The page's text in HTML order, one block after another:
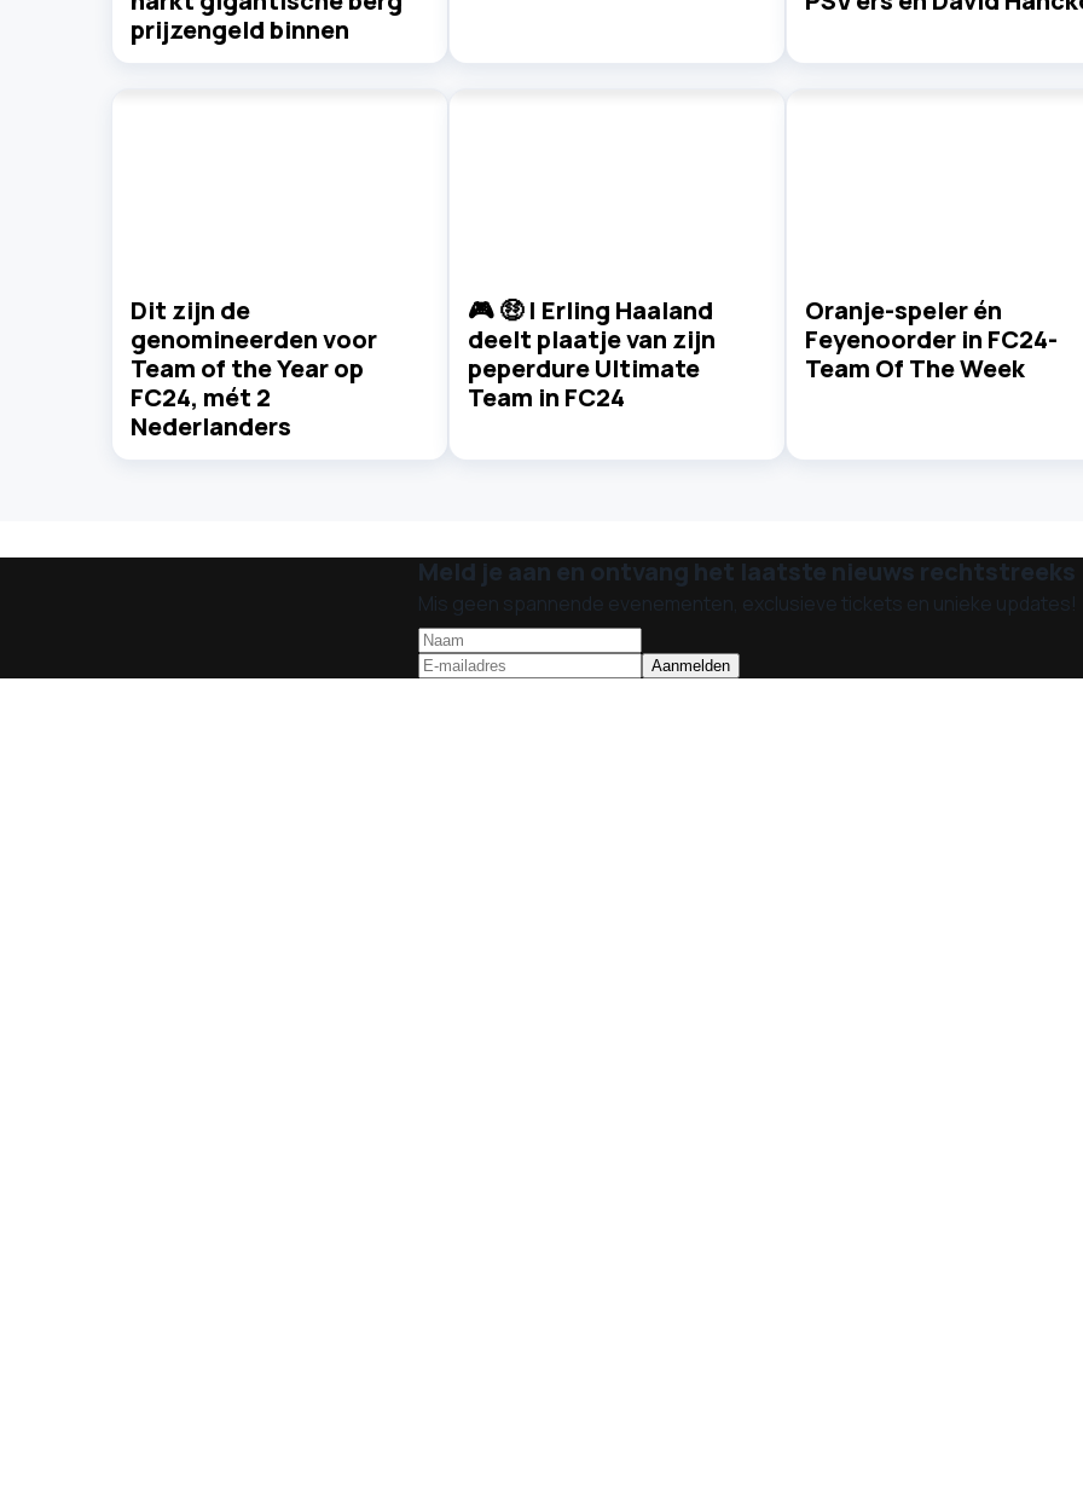
prijzengeld binnen
Dit zijn de
genomineerden voor
Team of the Year op
FC24, mét 2
Nederlanders
🎮 🤑 | Erling Haaland
deelt plaatje van zijn
peperdure Ultimate
Team in FC24
Oranje-speler én
Feyenoorder in FC24-
Team Of The Week
Meld je aan en ontvang het laatste nieuws rechtstreeks
Mis geen spannende evenementen, exclusieve tickets en unieke updates!